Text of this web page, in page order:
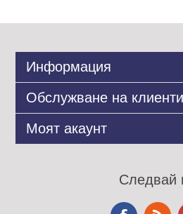
Информация
Обслужване на клиенти
Моят акаунт
Следвай